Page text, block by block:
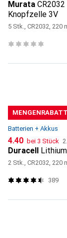
Murata
Knopfzelle 3V
5 Stk., CR2032, 220
MENGENRABATT
Batterien + Akkus
CHF
4.40 bei 3 Stück
Duracell
2 Stk., CR2032, 220
389